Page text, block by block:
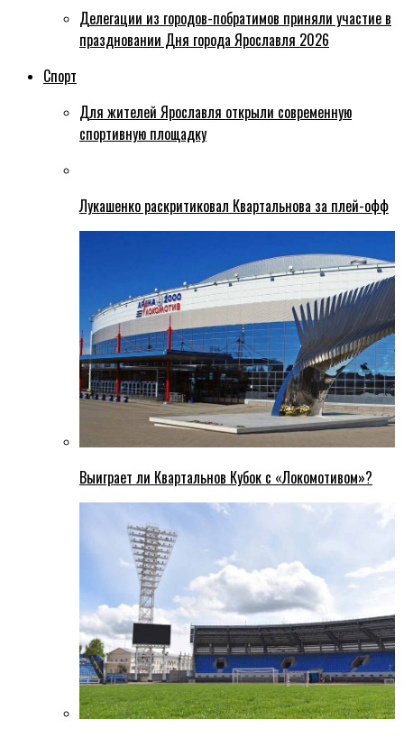
Делегации из городов-побратимов приняли участие в
праздновании Дня города Ярославля 2026
Спорт
Для жителей Ярославля открыли современную
спортивную площадку
Лукашенко раскритиковал Квартальнова за плей-офф
Выиграет ли Квартальнов Кубок с «Локомотивом»?